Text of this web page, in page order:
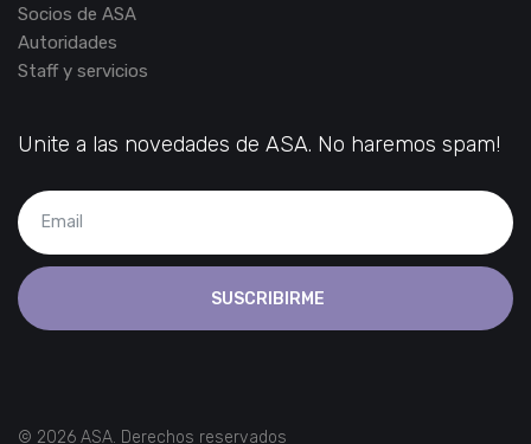
Socios de ASA
Autoridades
Staff y servicios
Unite a las novedades de ASA. No haremos spam!
SUSCRIBIRME
© 2026 ASA. Derechos reservados